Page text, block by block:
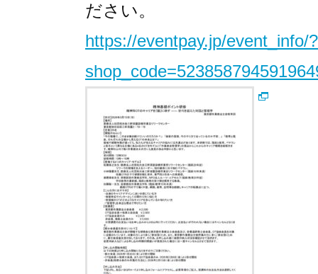
ださい。
https://eventpay.jp/event_info/?